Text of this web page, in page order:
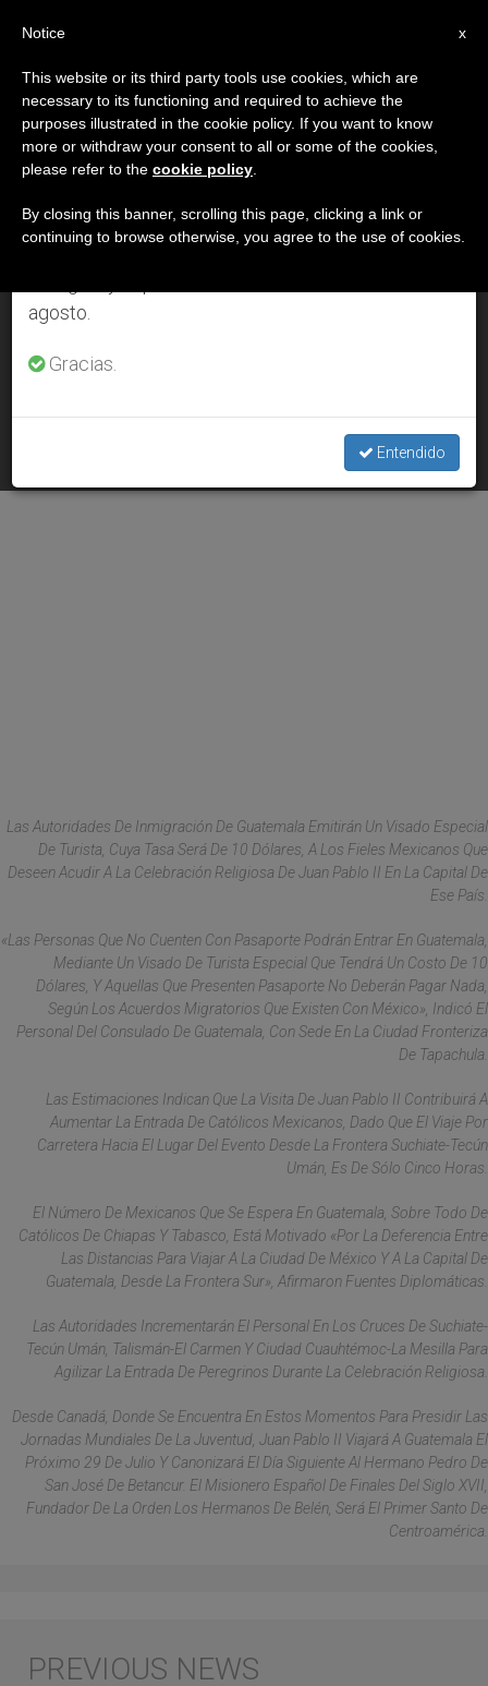
DÍA
Julio 24th, 2002
ÚLTIMAS NOTICIAS
Guatemala: Visado especial para los mexicanos que quieran
JUL 24, 2002 00:00
Las Autoridades De Inmigración De Guatemala Emitirán Un Visado Especial
De Turista, Cuya Tasa Será De 10 Dólares, A Los Fieles Mexicanos Que
Deseen Acudir A La Celebración Religiosa De Juan Pablo II En La Capital De
Ese País.
«Las Personas Que No Cuenten Con Pasaporte Podrán Entrar En Guatemala,
Mediante Un Visado De Turista Especial Que Tendrá Un Costo De 10
Dólares, Y Aquellas Que Presenten Pasaporte No Deberán Pagar Nada,
Según Los Acuerdos Migratorios Que Existen Con México», Indicó El
Personal Del Consulado De Guatemala, Con Sede En La Ciudad Fronteriza
De Tapachula.
Las Estimaciones Indican Que La Visita De Juan Pablo II Contribuirá A
Aumentar La Entrada De Católicos Mexicanos, Dado Que El Viaje Por
Carretera Hacia El Lugar Del Evento Desde La Frontera Suchiate-Tecún
Umán, Es De Sólo Cinco Horas.
El Número De Mexicanos Que Se Espera En Guatemala, Sobre Todo De
Católicos De Chiapas Y Tabasco, Está Motivado «por La Deferencia Entre
Las Distancias Para Viajar A La Ciudad De México Y A La Capital De
Guatemala, Desde La Frontera Sur», Afirmaron Fuentes Diplomáticas.
Las Autoridades Incrementarán El Personal En Los Cruces De Suchiate-
Tecún Umán, Talismán-El Carmen Y Ciudad Cuauhtémoc-La Mesilla Para
Agilizar La Entrada De Peregrinos Durante La Celebración Religiosa.
Desde Canadá, Donde Se Encuentra En Estos Momentos Para Presidir Las
Jornadas Mundiales De La Juventud, Juan Pablo II Viajará A Guatemala El
Próximo 29 De Julio Y Canonizará El Día Siguiente Al Hermano Pedro De
San José De Betancur. El Misionero Español De Finales Del Siglo XVII,
Fundador De La Orden Los Hermanos De Belén, Será El Primer Santo De
Centroamérica.
×
Aviso importante
Del 27 de julio al 7 de agosto haremos la pausa
anual, aprovechando que en el periodo de verano
se generan menos informaciones y también el
agosto.
Gracias.
Entendido
x
Notice
This website or its third party tools use cookies, which are
necessary to its functioning and required to achieve the
purposes illustrated in the cookie policy. If you want to know
more or withdraw your consent to all or some of the cookies,
please refer to the cookie policy
By closing this banner, scrolling this page, clicking a link or
continuing to browse otherwise, you agree to the use of cookies.